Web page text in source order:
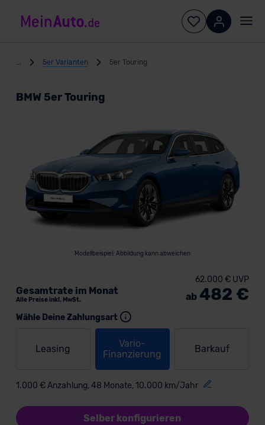
5er Varianten 5er Touring
BMW 5er Touring
Modellbeispiel: Abbildung kann abweichen
Wähle Deine Zahlungsart
Leasing
Vario-
Finanzierung
Barkauf
1.000 € Anzahlung, 48 Monate, 10.000 km/Jahr
Gesamtrate im Monat
Alle Preise inkl. MwSt.
62.000 € UVP
ab 482 €
Selber konfigurieren